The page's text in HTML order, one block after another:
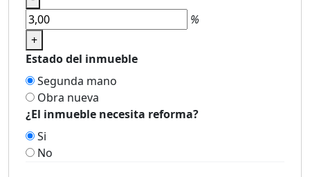
%
+
Estado del inmueble
Segunda mano
Obra nueva
¿El inmueble necesita reforma?
Si
No